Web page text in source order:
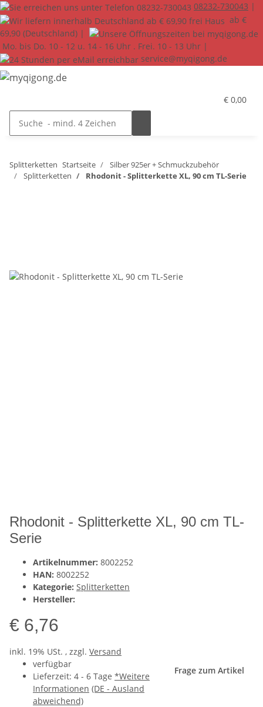
08232-730043 |
ab €
69,90 (Deutschland) |
Mo. bis Do. 10 - 12 u. 14 - 16 Uhr . Frei. 10 - 13 Uhr |
service@myqigong.de
€ 0,00
Splitterketten Startseite
Silber 925er + Schmuckzubehör
Splitterketten
Rhodonit - Splitterkette XL, 90 cm TL-Serie
Rhodonit - Splitterkette XL, 90 cm TL-
Serie
Artikelnummer: 8002252
HAN: 8002252
Kategorie: Splitterketten
Hersteller:
€ 6,76
inkl. 19% USt. , zzgl. Versand
verfügbar
Lieferzeit: 4 - 6 Tage *Weitere
Informationen (DE - Ausland
abweichend)
Frage zum Artikel